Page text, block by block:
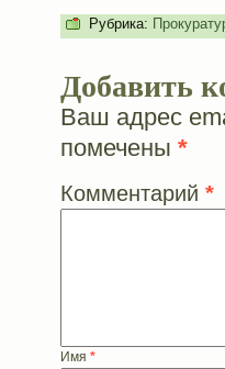
Рубрика:
Добавить
Ваш адрес
помечены *
Комментарий *
Имя *